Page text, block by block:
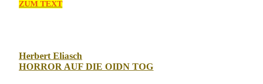
ZUM TEXT
Herbert Eliasch
HORROR AUF DIE OIDN TOG